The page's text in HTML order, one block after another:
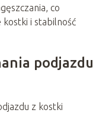
co
i stabilność
podjazdu
z kostki